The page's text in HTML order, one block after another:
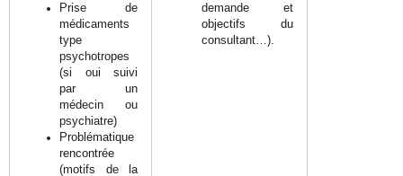
Prise de
médicaments
type
psychotropes
(si oui suivi
par un
médecin ou
psychiatre)
Problématique
rencontrée
(motifs de la
demande et
objectifs du
consultant…).